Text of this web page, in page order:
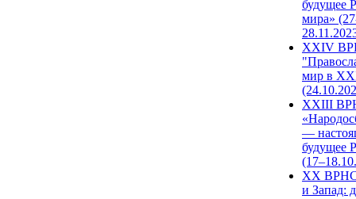
будущее
мира»
XXIV
мир в
XXIII
—
будущее
XX ВРНС
и Запад: